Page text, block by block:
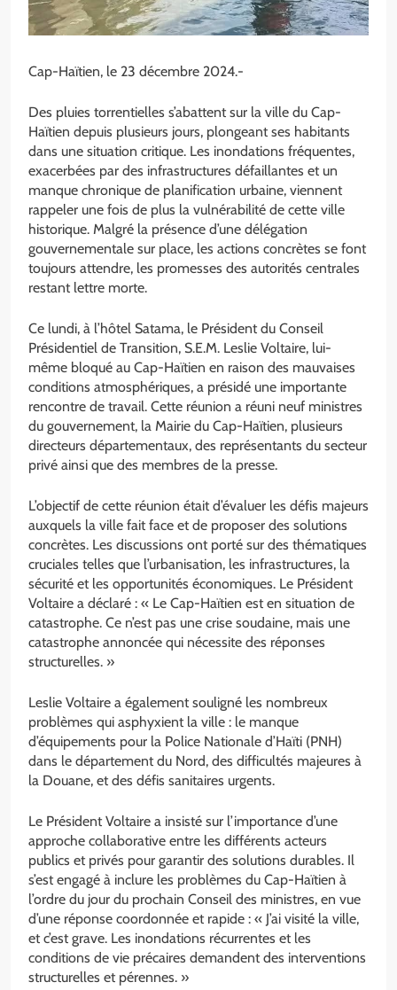
Cap-Haïtien, le 23 décembre 2024.-
Des pluies torrentielles s’abattent sur la ville du Cap-
Haïtien depuis plusieurs jours, plongeant ses habitants
dans une situation critique. Les inondations fréquentes,
exacerbées par des infrastructures défaillantes et un
manque chronique de planification urbaine, viennent
rappeler une fois de plus la vulnérabilité de cette ville
historique. Malgré la présence d’une délégation
gouvernementale sur place, les actions concrètes se font
toujours attendre, les promesses des autorités centrales
restant lettre morte.
Ce lundi, à l’hôtel Satama, le Président du Conseil
Présidentiel de Transition, S.E.M. Leslie Voltaire, lui-
même bloqué au Cap-Haïtien en raison des mauvaises
conditions atmosphériques, a présidé une importante
rencontre de travail. Cette réunion a réuni neuf ministres
du gouvernement, la Mairie du Cap-Haïtien, plusieurs
directeurs départementaux, des représentants du secteur
privé ainsi que des membres de la presse.
L’objectif de cette réunion était d’évaluer les défis majeurs
auxquels la ville fait face et de proposer des solutions
concrètes. Les discussions ont porté sur des thématiques
cruciales telles que l’urbanisation, les infrastructures, la
sécurité et les opportunités économiques. Le Président
Voltaire a déclaré : « Le Cap-Haïtien est en situation de
catastrophe. Ce n’est pas une crise soudaine, mais une
catastrophe annoncée qui nécessite des réponses
structurelles. »
Leslie Voltaire a également souligné les nombreux
problèmes qui asphyxient la ville : le manque
d’équipements pour la Police Nationale d’Haïti (PNH)
dans le département du Nord, des difficultés majeures à
la Douane, et des défis sanitaires urgents.
Le Président Voltaire a insisté sur l’importance d’une
approche collaborative entre les différents acteurs
publics et privés pour garantir des solutions durables. Il
s’est engagé à inclure les problèmes du Cap-Haïtien à
l’ordre du jour du prochain Conseil des ministres, en vue
d’une réponse coordonnée et rapide : « J’ai visité la ville,
et c’est grave. Les inondations récurrentes et les
conditions de vie précaires demandent des interventions
structurelles et pérennes. »